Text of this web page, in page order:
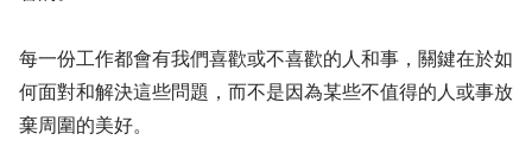
每一份工作都會有我們喜歡或不喜歡的人和事，關鍵在於如
何面對和解決這些問題，而不是因為某些不值得的人或事放
棄周圍的美好。